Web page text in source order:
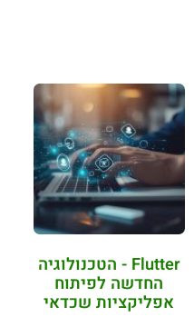
Flutter - הטכנולוגיה
החדשה לפיתוח
אפליקציות שכדאי